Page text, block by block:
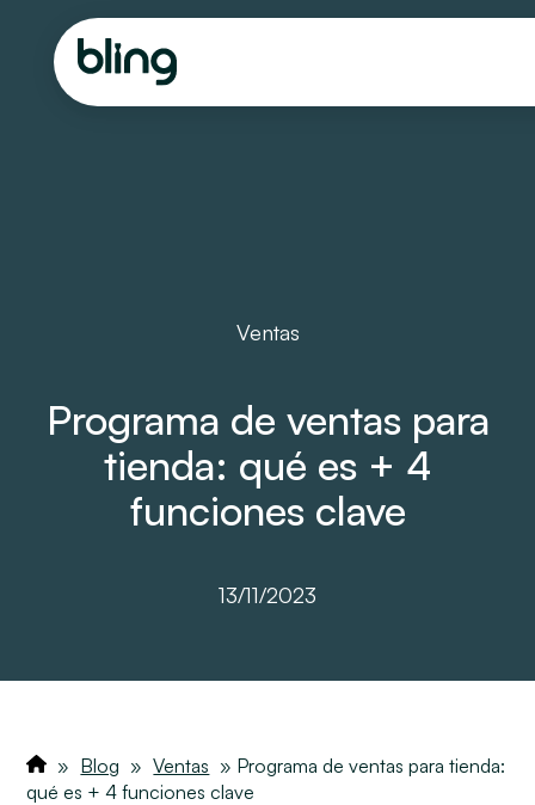
Ventas
Programa de ventas para
tienda: qué es + 4
funciones clave
13/11/2023
» Blog » Ventas » Programa de ventas para tienda:
qué es + 4 funciones clave